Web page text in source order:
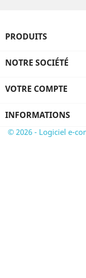
PRODUITS
NOTRE SOCIÉTÉ
VOTRE COMPTE
INFORMATIONS
© 2026 - Logiciel e-